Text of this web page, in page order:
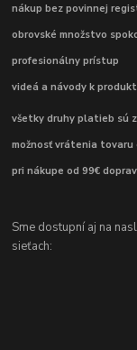
nákup bez povinnej
obrovské množstvo
profesionálny prístup
videá a návody k
všetky druhy platieb sú
možnosť vrátenia tovaru
pri nákupe od 99€
Sme dostupní aj na
sieťach: